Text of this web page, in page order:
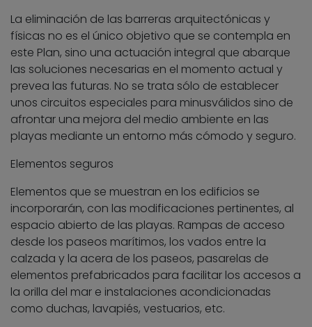
La eliminación de las barreras arquitectónicas y
físicas no es el único objetivo que se contempla en
este Plan, sino una actuación integral que abarque
las soluciones necesarias en el momento actual y
prevea las futuras. No se trata sólo de establecer
unos circuitos especiales para minusválidos sino de
afrontar una mejora del medio ambiente en las
playas mediante un entorno más cómodo y seguro.
Elementos seguros
Elementos que se muestran en los edificios se
incorporarán, con las modificaciones pertinentes, al
espacio abierto de las playas. Rampas de acceso
desde los paseos marítimos, los vados entre la
calzada y la acera de los paseos, pasarelas de
elementos prefabricados para facilitar los accesos a
la orilla del mar e instalaciones acondicionadas
como duchas, lavapiés, vestuarios, etc.